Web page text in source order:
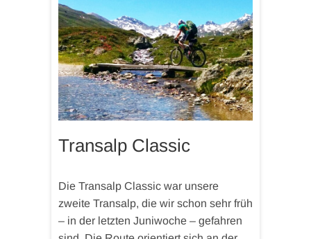
Transalp Classic
Die Transalp Classic war unsere
zweite Transalp, die wir schon sehr früh
– in der letzten Juniwoche – gefahren